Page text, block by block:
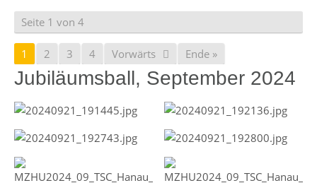
Seite 1 von 4
1 2 3 4 Vorwärts Ende »
Jubiläumsball, September 2024